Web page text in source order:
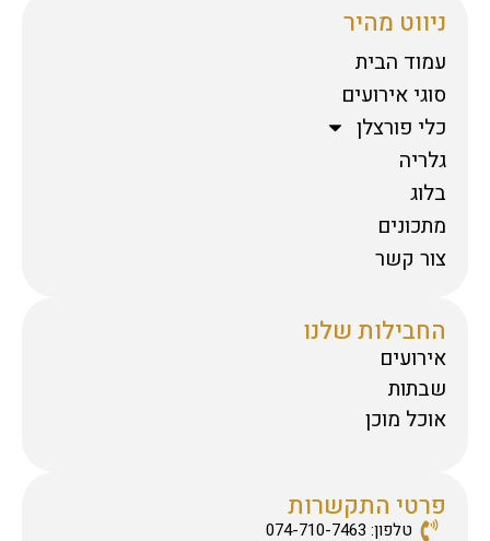
ניווט מהיר
עמוד הבית
סוגי אירועים
כלי פורצלן
גלריה
בלוג
מתכונים
צור קשר
החבילות שלנו
אירועים
שבתות
אוכל מוכן
פרטי התקשרות
טלפון: 074-710-7463